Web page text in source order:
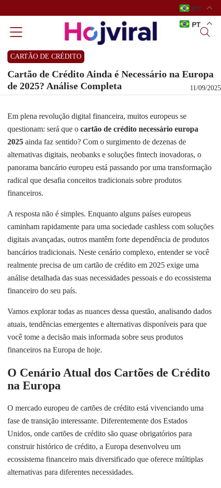
PT
PT
CARTÃO DE CRÉDITO
Cartão de Crédito Ainda é Necessário na Europa
de 2025? Análise Completa
11/09/2025
Em plena revolução digital financeira, muitos europeus se
questionam: será que o cartão de crédito necessário europa
2025 ainda faz sentido? Com o surgimento de dezenas de
alternativas digitais, neobanks e soluções fintech inovadoras, o
panorama bancário europeu está passando por uma transformação
radical que desafia conceitos tradicionais sobre produtos
financeiros.
A resposta não é simples. Enquanto alguns países europeus
caminham rapidamente para uma sociedade cashless com soluções
digitais avançadas, outros mantêm forte dependência de produtos
bancários tradicionais. Neste cenário complexo, entender se você
realmente precisa de um cartão de crédito em 2025 exige uma
análise detalhada das suas necessidades pessoais e do ecossistema
financeiro do seu país.
Vamos explorar todas as nuances dessa questão, analisando dados
atuais, tendências emergentes e alternativas disponíveis para que
você tome a decisão mais informada sobre seus produtos
financeiros na Europa de hoje.
O Cenário Atual dos Cartões de Crédito
na Europa
O mercado europeu de cartões de crédito está vivenciando uma
fase de transição interessante. Diferentemente dos Estados
Unidos, onde cartões de crédito são quase obrigatórios para
construir histórico de crédito, a Europa desenvolveu um
ecossistema financeiro mais diversificado que oferece múltiplas
alternativas para diferentes necessidades.